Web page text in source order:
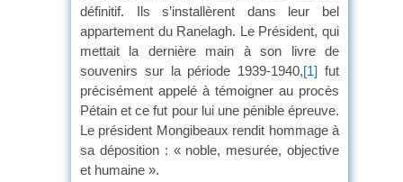
définitif. Ils s’installèrent dans leur bel
appartement du Ranelagh. Le Président, qui
mettait la dernière main à son livre de
souvenirs sur la période 1939-1940,[1] fut
précisément appelé à témoigner au procès
Pétain et ce fut pour lui une pénible épreuve.
Le président Mongibeaux rendit hommage à
sa déposition : « noble, mesurée, objective
et humaine ».